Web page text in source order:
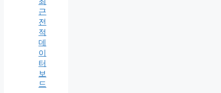
근
전
적
데
이
터
보
드